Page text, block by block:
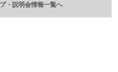
・説明会情報一覧へ